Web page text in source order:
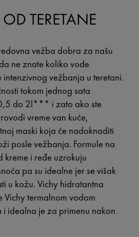
TERETANE
vežba dobra za našu
ne znate koliko vode
vežbanja u teretani.
tokom jednog sata
do 2l*** i zato ako ste
vreme van kuće,
maski koja će nadoknaditi
posle vežbanja. Formule na
kreme i ređe uzrokuju
pa su idealne jer se višak
u kožu. Vichy hidratantna
Vichy termalnom vodom
idealna je za primenu nakon